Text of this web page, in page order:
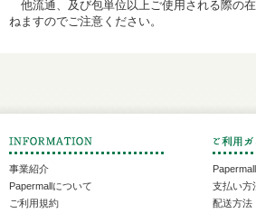
他流通、及び包単位以上ご使用される際の
ねますのでご注意ください。
事業紹介
Papermallについて
ご利用規約
支払い方
配送方法